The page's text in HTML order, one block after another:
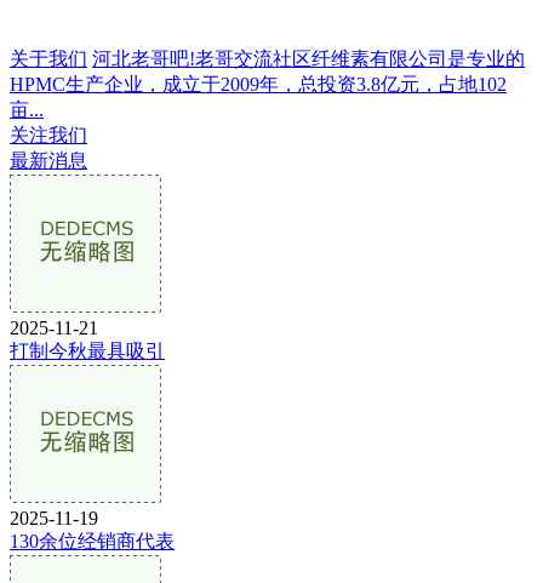
关于我们 河北老哥吧!老哥交流社区纤维素有限公司是专业的
HPMC生产企业，成立于2009年，总投资3.8亿元，占地102
亩...
关注我们
最新消息
2025-11-21
打制今秋最具吸引
2025-11-19
130余位经销商代表